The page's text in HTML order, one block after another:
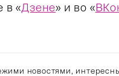
в «Дзене» и во «
новостями,